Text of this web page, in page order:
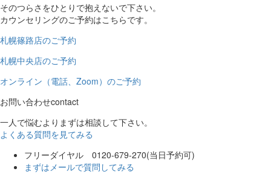
そのつらさをひとりで抱えないで下さい。
カウンセリングのご予約はこちらです。
札幌篠路店のご予約
札幌中央店のご予約
オンライン（電話、Zoom）のご予約
お問い合わせcontact
一人で悩むよりまずは相談して下さい。
よくある質問を見てみる
フリーダイヤル 0120-679-270(当日予約可)
まずはメールで質問してみる